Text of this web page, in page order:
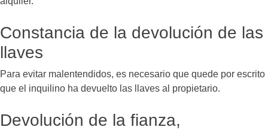
Constancia de la devolución de las
llaves
Para evitar malentendidos, es necesario que quede por escrito
que el inquilino ha devuelto las llaves al propietario.
Devolución de la fianza,